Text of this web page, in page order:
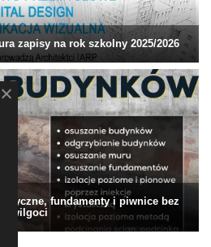
zapisy na rok szkolny 2025/2026
fundamenty i piwnice bez
wilgoci